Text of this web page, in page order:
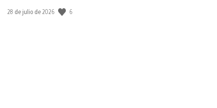
Fecha
28 de julio de 2026 6